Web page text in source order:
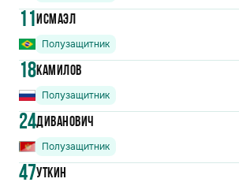
11Исмаэл
Полузащитник
18Камилов
Полузащитник
24Диванович
Полузащитник
47Уткин